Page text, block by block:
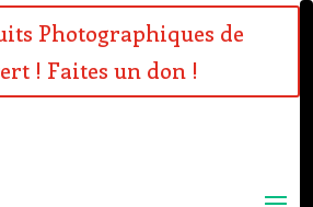
Photographiques de
! Faites un don !